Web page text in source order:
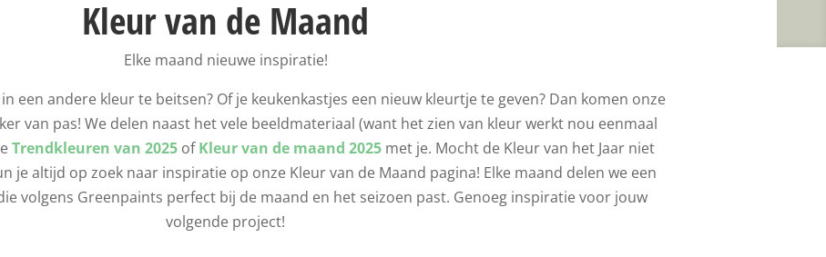
Kleur van de Maand
Elke maand nieuwe inspiratie!
een andere kleur te beitsen? Of je keukenkastjes een nieuw kleurtje te geven? Dan komen onze
van pas! We delen naast het vele beeldmateriaal (want het zien van kleur werkt nou eenmaal
Trendkleuren van 2025ofKleur van de maand 2025 met je. Mocht de Kleur van het Jaar niet
je altijd op zoek naar inspiratie op onze Kleur van de Maand pagina! Elke maand delen we een
volgens Greenpaints perfect bij de maand en het seizoen past. Genoeg inspiratie voor jouw
volgende project!